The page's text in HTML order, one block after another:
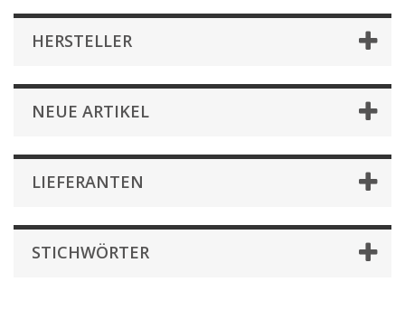
HERSTELLER
NEUE ARTIKEL
LIEFERANTEN
STICHWÖRTER